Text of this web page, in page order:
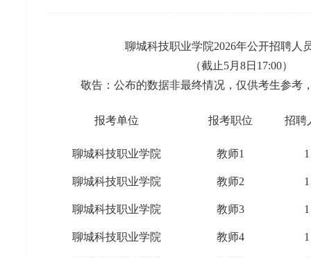
聊城科技职业学院2026年公开招聘人
（截止5月8日17:00）
敬告：公布的数据非最终情况，仅供考生参考
报考单位 报考职位 招聘
聊城科技职业学院 教师1 1
聊城科技职业学院 教师2 1
聊城科技职业学院 教师3 1
聊城科技职业学院 教师4 1